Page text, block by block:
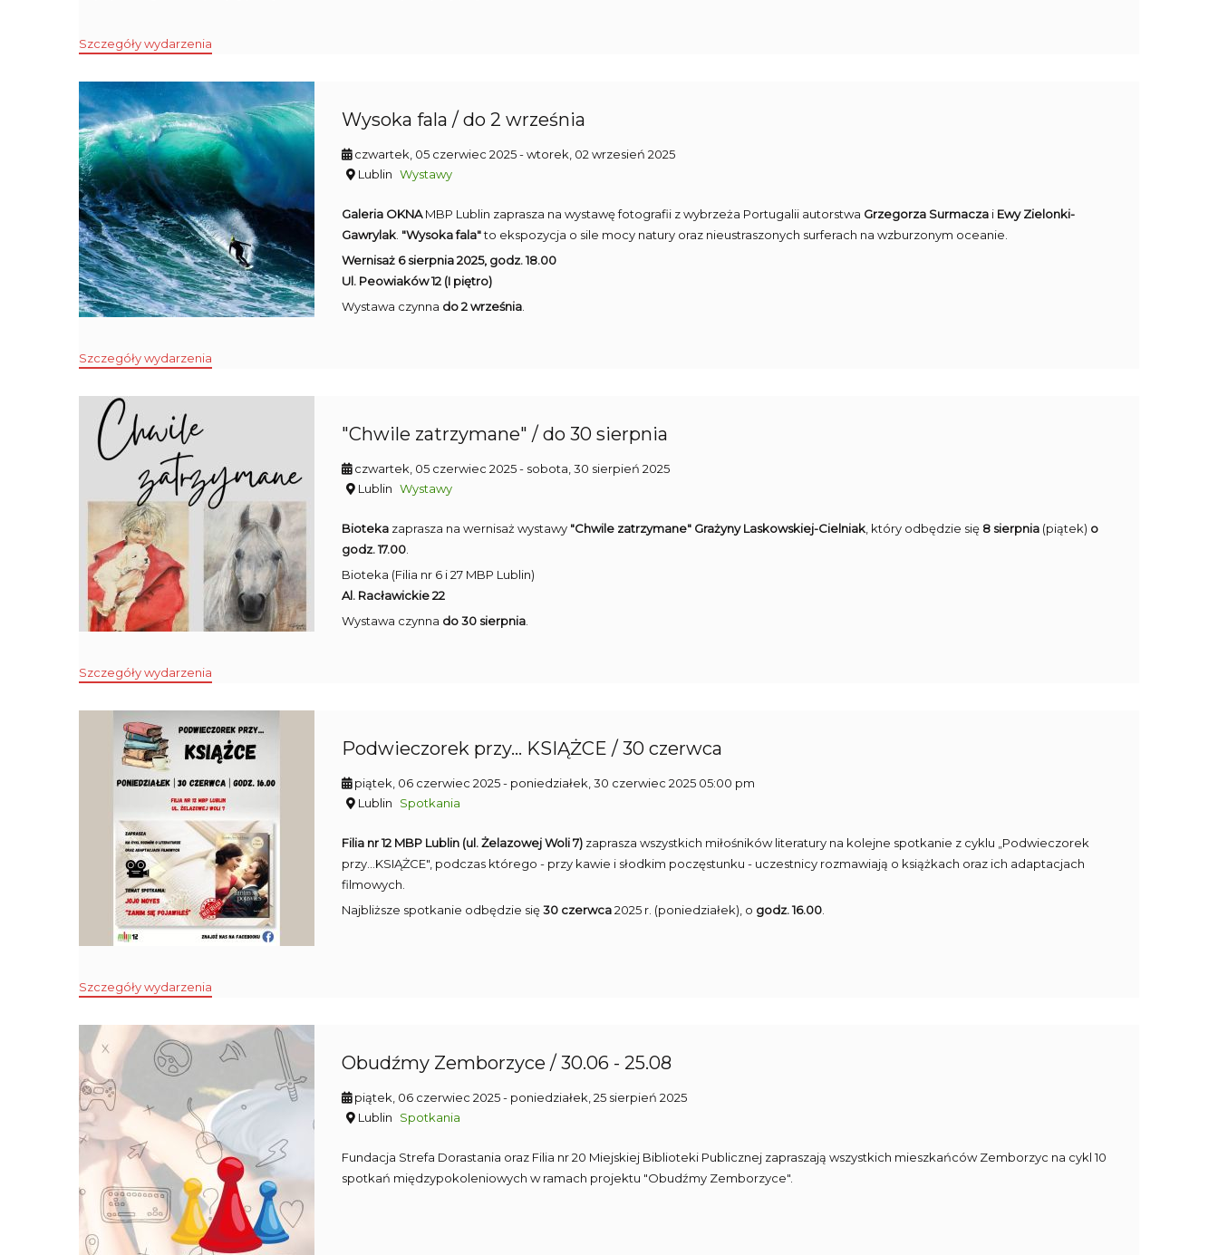
Szczegóły wydarzenia
Wysoka fala / do 2 września
czwartek, 05 czerwiec 2025- wtorek, 02 wrzesień 2025
Lublin Wystawy
Galeria OKNAMBP Lublin zaprasza na wystawę fotografii z wybrzeża Portugalii autorstwa Grzegorza Surmacza i Ewy Zielonki-
Gawrylak "Wysoka fala"to ekspozycja o sile mocy natury oraz nieustraszonych surferach na wzburzonym oceanie.
Wernisaż 6 sierpnia 2025, godz. 18.00
Ul. Peowiaków 12 (I piętro)
Wystawa czynna do 2 września
Szczegóły wydarzenia
"Chwile zatrzymane" / do 30 sierpnia
czwartek, 05 czerwiec 2025- sobota, 30 sierpień 2025
Lublin Wystawy
Bioteka zaprasza na wernisaż wystawy "Chwile zatrzymane" Grażyny Laskowskiej-Cielniak , który odbędzie się 8 sierpnia (piątek) o
godz. 17.00
Bioteka (Filia nr 6 i 27 MBP Lublin)
Al. Racławickie 22
Wystawa czynna do 30 sierpnia
Szczegóły wydarzenia
Podwieczorek przy... KSIĄŻCE / 30 czerwca
piątek, 06 czerwiec 2025- poniedziałek, 30 czerwiec 2025 05:00 pm
Lublin
Spotkania
Filia nr 12 MBP Lublin (ul. Żelazowej Woli 7) zaprasza wszystkich miłośników literatury na kolejne spotkanie z cyklu „Podwieczorek
przy...KSIĄŻCE", podczas którego - przy kawie i słodkim poczęstunku - uczestnicy rozmawiają o książkach oraz ich adaptacjach
filmowych.
Najbliższe spotkanie odbędzie się30 czerwca2025 r. (poniedziałek), o godz. 16.00
Szczegóły wydarzenia
Obudźmy Zemborzyce / 30.06 - 25.08
piątek, 06 czerwiec 2025- poniedziałek, 25 sierpień 2025
Lublin
Spotkania
Fundacja Strefa Dorastania oraz Filia nr 20 Miejskiej Biblioteki Publicznej zapraszają wszystkich mieszkańców Zemborzyc na cykl 10
spotkań międzypokoleniowych w ramach projektu "Obudźmy Zemborzyce".